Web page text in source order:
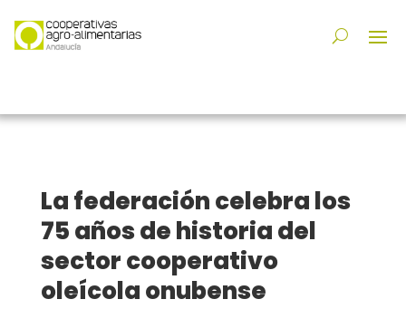
La federación celebra los
75 años de historia del
sector cooperativo
oleícola onubense